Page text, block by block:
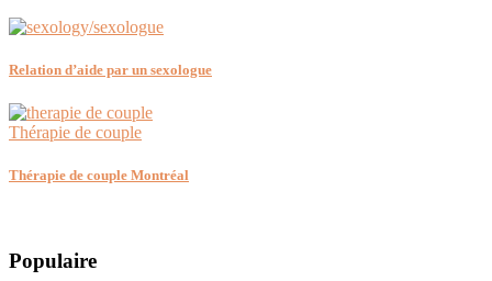
Relation d’aide par un sexologue
Thérapie de couple
Thérapie de couple Montréal
Populaire